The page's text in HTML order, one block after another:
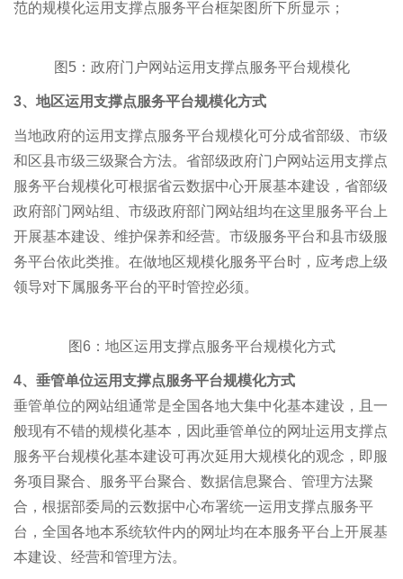
范的规模化运用支撑点服务平台框架图所下所显示；
图5：政府门户网站运用支撑点服务平台规模化
3、地区运用支撑点服务平台规模化方式
当地政府的运用支撑点服务平台规模化可分成省部级、市级
和区县市级三级聚合方法。省部级政府门户网站运用支撑点
服务平台规模化可根据省云数据中心开展基本建设，省部级
政府部门网站组、市级政府部门网站组均在这里服务平台上
开展基本建设、维护保养和经营。市级服务平台和县市级服
务平台依此类推。在做地区规模化服务平台时，应考虑上级
领导对下属服务平台的平时管控必须。
图6：地区运用支撑点服务平台规模化方式
4、垂管单位运用支撑点服务平台规模化方式
垂管单位的网站组通常是全国各地大集中化基本建设，且一
般现有不错的规模化基本，因此垂管单位的网址运用支撑点
服务平台规模化基本建设可再次延用大规模化的观念，即服
务项目聚合、服务平台聚合、数据信息聚合、管理方法聚
合，根据部委局的云数据中心布署统一运用支撑点服务平
台，全国各地本系统软件内的网址均在本服务平台上开展基
本建设、经营和管理方法。